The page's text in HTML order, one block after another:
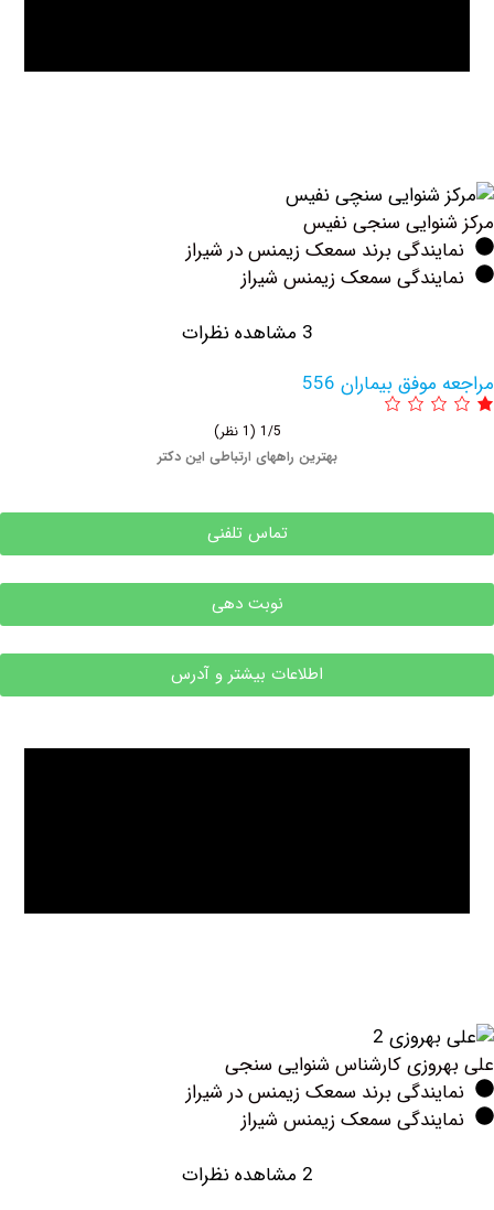
سنجی نفیس
برند سمعک زیمنس در شیراز
سمعک زیمنس شیراز
بیماران 556
بهترین راههای ارتباطی این دکتر
تماس تلفنی
نوبت دهی
اطلاعات بیشتر و آدرس
کارشناس شنوایی سنجی
برند سمعک زیمنس در شیراز
سمعک زیمنس شیراز